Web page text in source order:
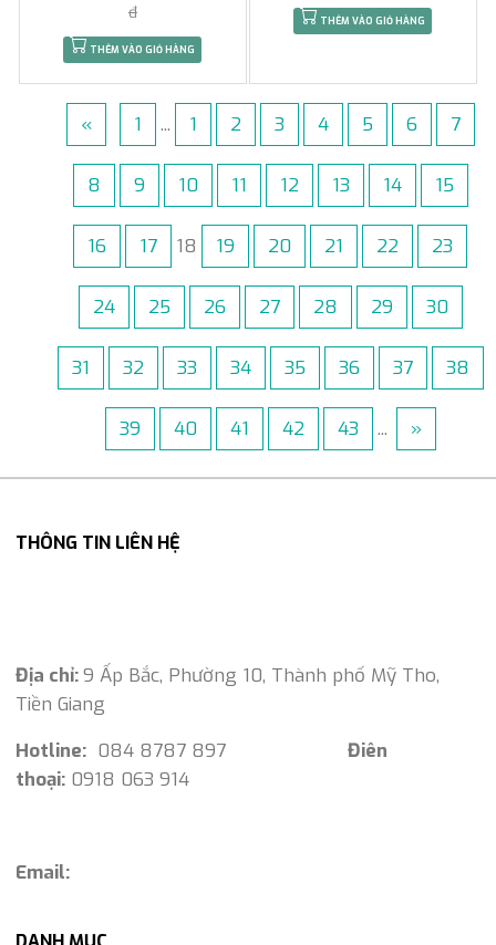
đ
THÊM VÀO GIỎ HÀNG
THÊM VÀO GIỎ HÀNG
« 1 ... 1 2 3 4 5 6 7
8 9 10 11 12 13 14 15
16 17 18 19 20 21 22 23
24 25 26 27 28 29 30
31 32 33 34 35 36 37 38
39 40 41 42 43 ... »
THÔNG TIN LIÊN HỆ
Địa chỉ:9 Ấp Bắc, Phường 10, Thành phố Mỹ Tho,
Tiền Giang
Hotline: 084 8787 897 Điên
thoại: 0918 063 914
Email: